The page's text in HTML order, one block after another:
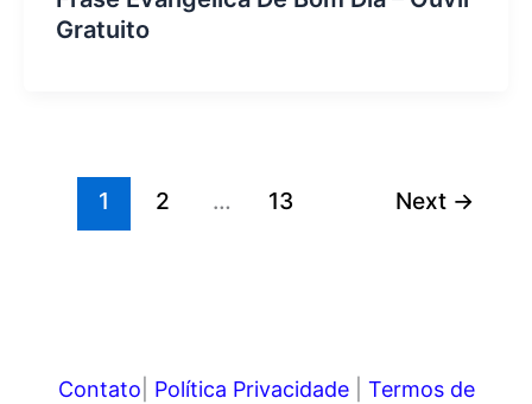
Gratuito
1 2 … 13 Next →
Contato Política Privacidade| Termos de